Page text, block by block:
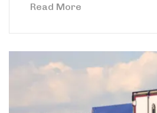
Read More